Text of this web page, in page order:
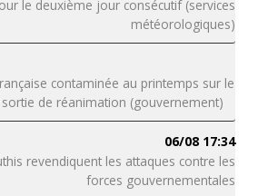
le deuxième jour consécutif (services
météorologiques)
contaminée au printemps sur le
de réanimation (gouvernement)
06/08 17:34
revendiquent les attaques contre les
forces gouvernementales